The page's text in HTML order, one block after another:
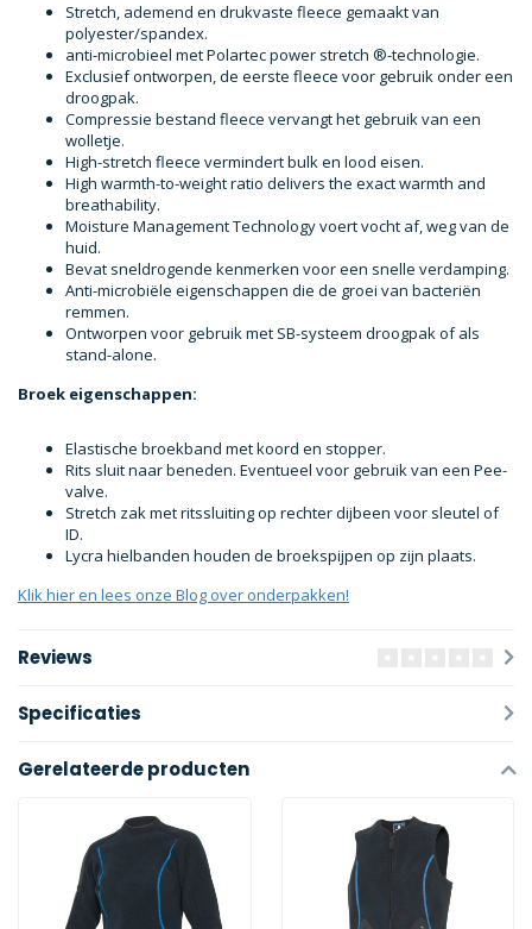
Stretch, ademend en drukvaste fleece gemaakt van
polyester/spandex.
anti-microbieel met Polartec power stretch ®-technologie.
Exclusief ontworpen, de eerste fleece voor gebruik onder een
droogpak.
Compressie bestand fleece vervangt het gebruik van een
wolletje.
High-stretch fleece vermindert bulk en lood eisen.
High warmth-to-weight ratio delivers the exact warmth and
breathability.
Moisture Management Technology voert vocht af, weg van de
huid.
Bevat sneldrogende kenmerken voor een snelle verdamping.
Anti-microbiële eigenschappen die de groei van bacteriën
remmen.
Ontworpen voor gebruik met SB-systeem droogpak of als
stand-alone.
Broek eigenschappen:
Elastische broekband met koord en stopper.
Rits sluit naar beneden. Eventueel voor gebruik van een Pee-
valve.
Stretch zak met ritssluiting op rechter dijbeen voor sleutel of
ID.
Lycra hielbanden houden de broekspijpen op zijn plaats.
Klik hier en lees onze Blog over onderpakken!
Reviews
Specificaties
Gerelateerde producten